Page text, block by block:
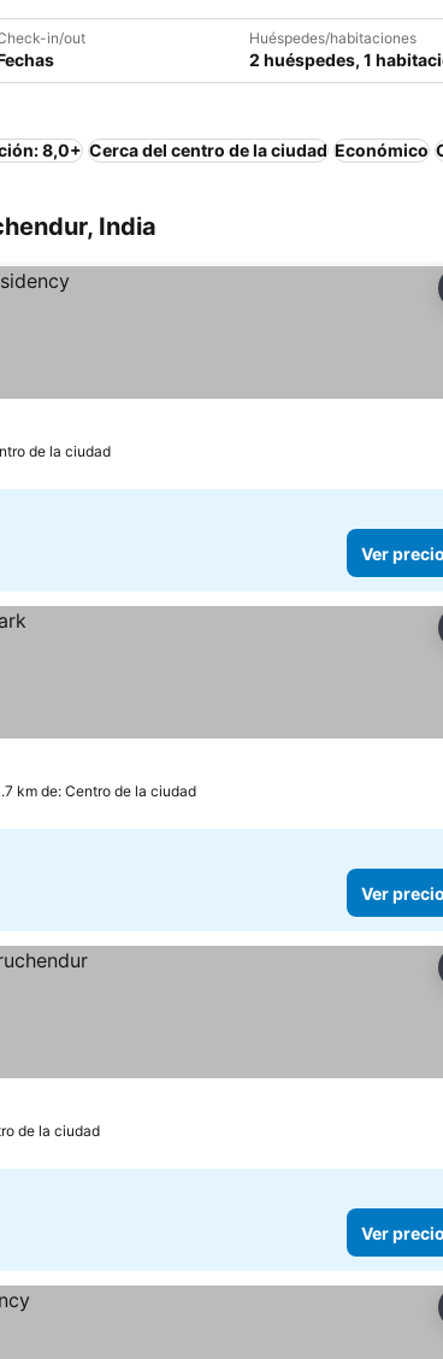
in/out Huéspedes/habitaciones
2 huéspedes, 1
8,0+ Cerca del centro de la ciudad Económico
India
de la ciudad
Ver
km de: Centro de la ciudad
Ver
de la ciudad
Ver